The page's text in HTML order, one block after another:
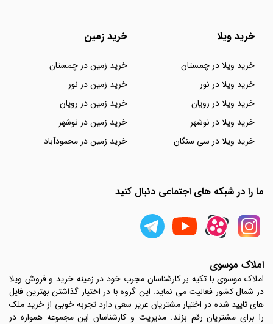
خرید ویلا
خرید ویلا در چمستان
خرید ویلا در نور
خرید ویلا در رویان
خرید ویلا در نوشهر
خرید ویلا در سی سنگان
خرید زمین
خرید زمین در چمستان
خرید زمین در نور
خرید زمین در رویان
خرید زمین در نوشهر
خرید زمین در محمودآباد
ما را در شبکه های اجتماعی دنبال کنید
املاک موسوی
املاک موسوی با تکیه بر کارشناسان مجرب خود در زمینه خرید و فروش ویلا
در شمال کشور فعالیت می نماید. این گروه با در اختیار گذاشتن بهترین فایل
های تایید شده در اختیار مشتریان عزیز سعی دارد تجربه خوبی از خرید ملک
را برای مشتریان رقم بزند. مدیریت و کارشناسان این مجموعه همواره در